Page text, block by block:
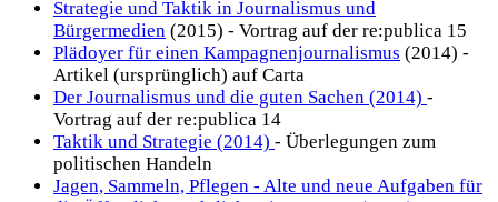
Strategie und Taktik in Journalismus und
Bürgermedien (2015) - Vortrag auf der re:publica 15
Plädoyer für einen Kampagnenjournalismus (2014) -
Artikel (ursprünglich) auf Carta
Der Journalismus und die guten Sachen (2014) -
Vortrag auf der re:publica 14
Taktik und Strategie (2014) - Überlegungen zum
politischen Handeln
Jagen, Sammeln, Pflegen - Alte und neue Aufgaben für